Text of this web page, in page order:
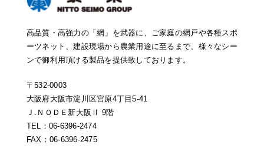
高品質・高強力の「網」を武器に、ご家庭の網戸や各種スポ
ーツネット、建設現場から農業用途に至るまで、様々なシー
ンで御利用頂ける製品を提供致しております。
〒532-0003
大阪府大阪市淀川区宮原4丁目5-41
Ｊ.ＮＯＤＥ新大阪Ⅱ 9階
TEL：06-6396-2474
FAX：06-6396-2475